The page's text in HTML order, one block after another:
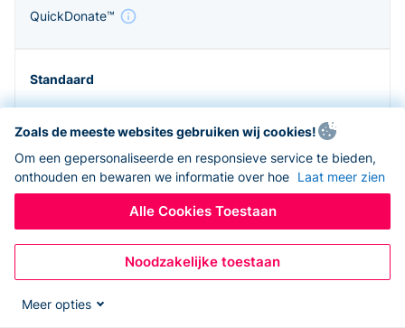
QuickDonate™
Zapier en API
Zoals de meeste websites gebruiken wij cookies!
Om een gepersonaliseerde en responsieve service te bieden,
onthouden en bewaren we informatie over hoe Laat meer zien
Alle Cookies Toestaan
Noodzakelijke toestaan
Meer opties